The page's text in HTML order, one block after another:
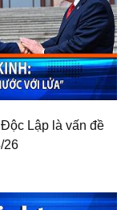
Lập là vấn đề
26